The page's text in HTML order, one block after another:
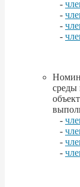
-
-
-
-
среды
-
-
-
-